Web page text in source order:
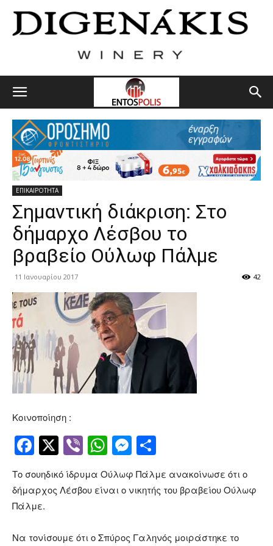
ΕΠΙΚΑΙΡΟΤΗΤΑ
Σημαντική διάκριση: Στο
δήμαρχο Λέσβου το
βραβείο Ούλωφ Πάλμε
11 Ιανουαρίου 2017 42
Κοινοποίηση :
Facebook
Twitter
ViberWhatsApp
Messenger
Το σουηδικό ίδρυμα Ούλωφ Πάλμε ανακοίνωσε ότι ο
δήμαρχος Λέσβου είναι ο νικητής του βραβείου Ούλωφ
Πάλμε.
Να τονίσουμε ότι ο Σπύρος Γαληνός μοιράστηκε το